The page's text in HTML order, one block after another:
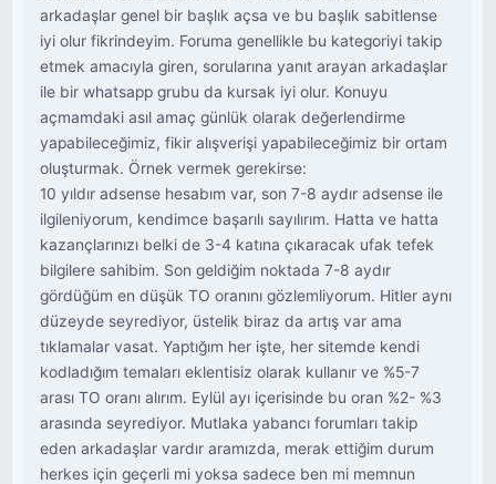
arkadaşlar genel bir başlık açsa ve bu başlık sabitlense
iyi olur fikrindeyim. Foruma genellikle bu kategoriyi takip
etmek amacıyla giren, sorularına yanıt arayan arkadaşlar
ile bir whatsapp grubu da kursak iyi olur. Konuyu
açmamdaki asıl amaç günlük olarak değerlendirme
yapabileceğimiz, fikir alışverişi yapabileceğimiz bir ortam
oluşturmak. Örnek vermek gerekirse:
10 yıldır adsense hesabım var, son 7-8 aydır adsense ile
ilgileniyorum, kendimce başarılı sayılırım. Hatta ve hatta
kazançlarınızı belki de 3-4 katına çıkaracak ufak tefek
bilgilere sahibim. Son geldiğim noktada 7-8 aydır
gördüğüm en düşük TO oranını gözlemliyorum. Hitler aynı
düzeyde seyrediyor, üstelik biraz da artış var ama
tıklamalar vasat. Yaptığım her işte, her sitemde kendi
kodladığım temaları eklentisiz olarak kullanır ve %5-7
arası TO oranı alırım. Eylül ayı içerisinde bu oran %2- %3
arasında seyrediyor. Mutlaka yabancı forumları takip
eden arkadaşlar vardır aramızda, merak ettiğim durum
herkes için geçerli mi yoksa sadece ben mi memnun